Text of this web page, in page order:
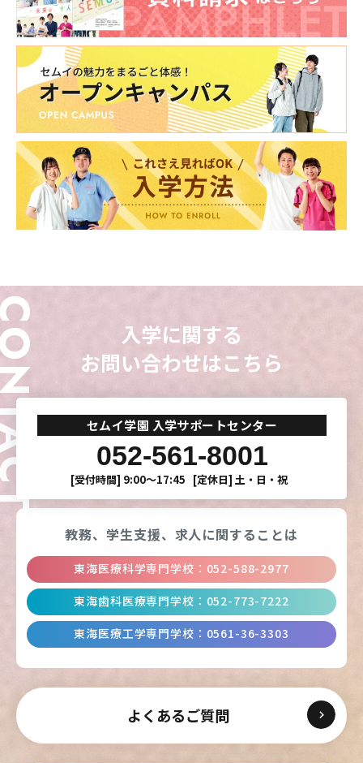
入学に関する
お問い合わせはこちら
セムイ学園 入学サポートセンター
052-561-8001
[受付時間] 9:00〜17:45 [定休日] 土・日・祝
よくあるご質問
教務、学生支援、 求人に関することは
東海医療科学専門学校 ： 052-588-2977
東海歯科医療専門学校 ： 052-773-7222
東海医療工学専門学校 ： 0561-36-3303
東海医療科学
専門学校
東海歯科医療
東海医療工学
CLOSE
東海医療科学
専門学校
東海歯科医療
東海医療工学
CLOSE
東海医療科学
専門学校
東海歯科医療
東海医療工学
CLOSE
東海医療科学
専門学校
東海歯科医療
東海医療工学
CLOSE